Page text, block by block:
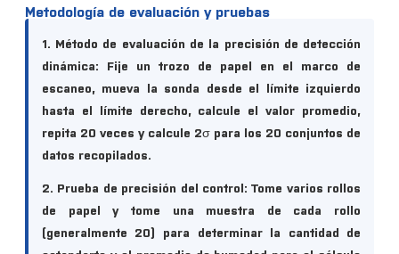
Metodología de evaluación y pruebas
1. Método de evaluación de la precisión de detección
dinámica: Fije un trozo de papel en el marco de
escaneo, mueva la sonda desde el límite izquierdo
hasta el límite derecho, calcule el valor promedio,
repita 20 veces y calcule 2σ para los 20 conjuntos de
datos recopilados.
2. Prueba de precisión del control: Tome varios rollos
de papel y tome una muestra de cada rollo
(generalmente 20) para determinar la cantidad de